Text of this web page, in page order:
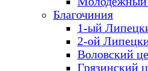
Благочиния
1-ый
2-ой
Воловский
Грязинский